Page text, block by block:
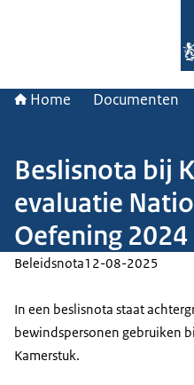
Home Documenten
Beslisnota bij
evaluatie
Oefening 2024
Beleidsnota12-08-2025
In een beslisnota staat
bewindspersonen gebruiken
Kamerstuk.